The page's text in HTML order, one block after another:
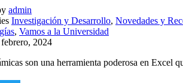
admin
Investigación y Desarrollo, Novedades y
, Vamos a la Universidad
2024
son una herramienta poderosa en Excel